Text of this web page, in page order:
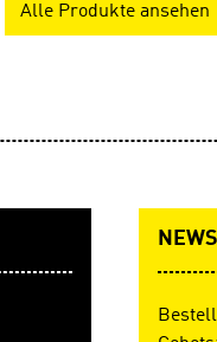
Alle Produkte ansehen